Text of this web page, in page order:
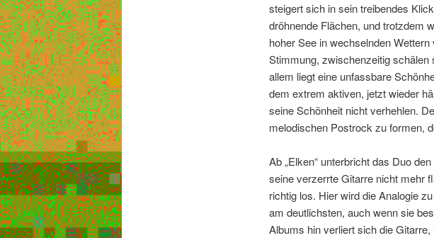
steigert sich in sein treibendes
dröhnende Flächen, und trotzdem
hoher See in wechselnden
Stimmung, zwischenzeitig
allem liegt eine unfassbare
dem extrem aktiven, jetzt wieder
seine Schönheit nicht verhehlen.
melodischen Postrock zu formen,
Ab „Elken“ unterbricht das Duo
seine verzerrte Gitarre nicht mehr
richtig los. Hier wird die Analogie
am deutlichsten, auch wenn sie
Albums hin verliert sich die